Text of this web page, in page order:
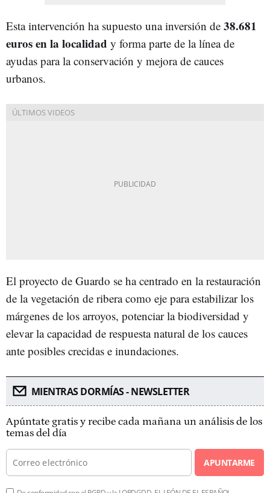
Esta intervención ha supuesto una inversión de 38.681
euros en la localidad y forma parte de la línea de
ayudas para la conservación y mejora de cauces
urbanos.
El proyecto de Guardo se ha centrado en la restauración
de la vegetación de ribera como eje para estabilizar los
márgenes de los arroyos, potenciar la biodiversidad y
elevar la capacidad de respuesta natural de los cauces
ante posibles crecidas e inundaciones.
MIENTRAS DORMÍAS - NEWSLETTER
Apúntate gratis y recibe cada mañana un análisis de los
temas del día
APUNTARME